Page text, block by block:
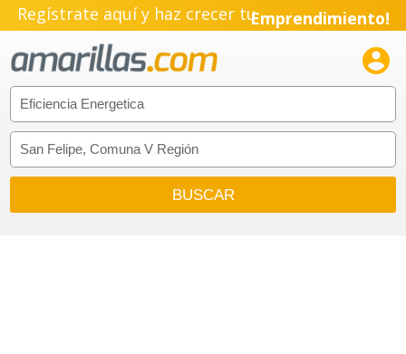
Regístrate aquí y haz crecer tuEmprendimiento!
